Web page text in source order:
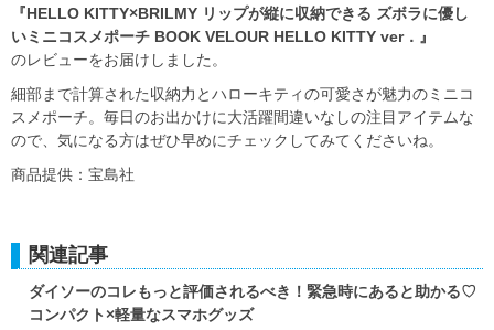
『HELLO KITTY×BRILMY リップが縦に収納できる ズボラに優し
いミニコスメポーチ BOOK VELOUR HELLO KITTY ver．』
のレビューをお届けしました。
細部まで計算された収納力とハローキティの可愛さが魅力のミニコ
スメポーチ。毎日のお出かけに大活躍間違いなしの注目アイテムな
ので、気になる方はぜひ早めにチェックしてみてくださいね。
商品提供：宝島社
関連記事
ダイソーのコレもっと評価されるべき！緊急時にあると助かる♡
コンパクト×軽量なスマホグッズ